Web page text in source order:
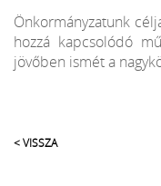
Önkormányzatunk
hozzá kapcsolódó
jövőben ismét a
< VISSZA